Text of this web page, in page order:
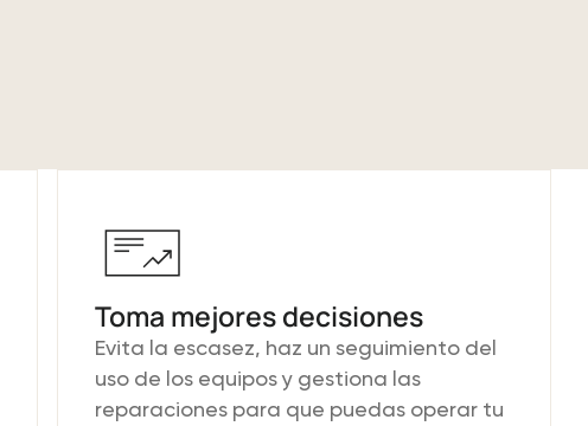
Toma mejores decisiones
Evita la escasez, haz un seguimiento del
uso de los equipos y gestiona las
reparaciones para que puedas operar tu